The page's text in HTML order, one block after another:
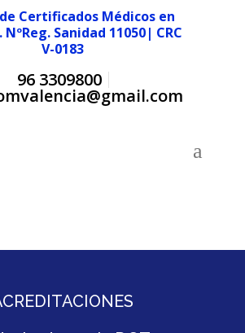
Certificados Médicos en
Sanidad 11050| CRC
V-0183
96 3309800